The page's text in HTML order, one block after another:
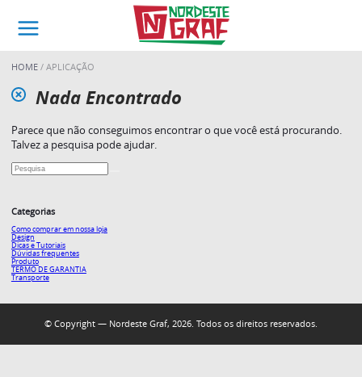
HOME APLICAÇÃO
Nada Encontrado
Parece que não conseguimos encontrar o que você está procurando.
Talvez a pesquisa pode ajudar.
Categorias
Como comprar em nossa loja
Design
Dicas e Tutoriais
Dúvidas frequentes
Produto
TERMO DE GARANTIA
Transporte
© Copyright — Nordeste Graf, 2026. Todos os direitos reservados.